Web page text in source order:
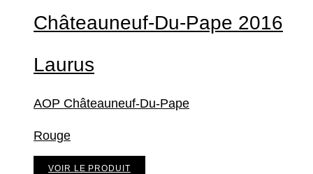
Châteauneuf-Du-Pape 2016
Laurus
AOP Châteauneuf-Du-Pape
Rouge
VOIR LE PRODUIT